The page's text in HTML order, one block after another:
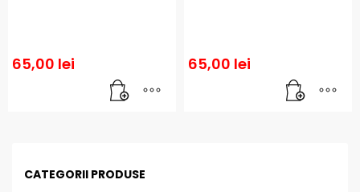
65,00 lei 65,00 lei
CATEGORII PRODUSE